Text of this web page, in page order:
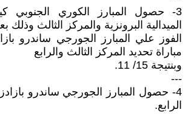
3- حصول المبارز الكوري الجنوبي
الميدالية البرونزية والمركز الثالث وذلك
الفوز علي المبارز الجورجي ساندرو
مباراة تحديد المركز الثالث والرابع
وبنتيجة 15/ 11.
---
4- حصول المبارز الجورجي ساندرو
الرابع.